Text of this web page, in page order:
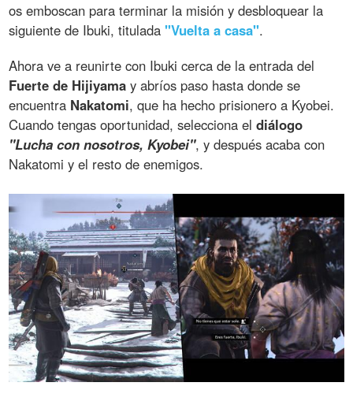
os emboscan para terminar la misión y desbloquear la
siguiente de Ibuki, titulada"Vuelta a casa".
Ahora ve a reunirte con Ibuki cerca de la entrada del
Fuerte de Hijiyama y abríos paso hasta donde se
encuentra Nakatomi, que ha hecho prisionero a Kyobei.
Cuando tengas oportunidad, selecciona eldiálogo
"Lucha con nosotros, Kyobei", y después acaba con
Nakatomi y el resto de enemigos.